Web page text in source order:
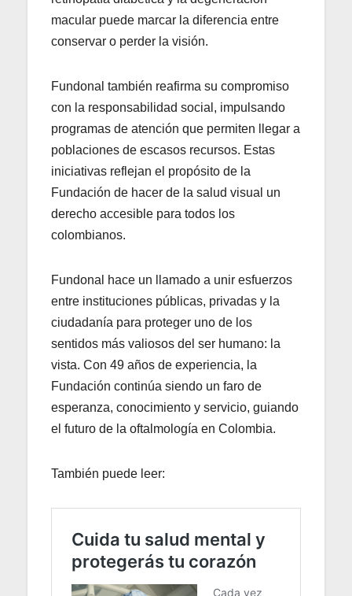
macular puede marcar la diferencia entre
conservar o perder la visión.
Fundonal también reafirma su compromiso
con la responsabilidad social, impulsando
programas de atención que permiten llegar a
poblaciones de escasos recursos. Estas
iniciativas reflejan el propósito de la
Fundación de hacer de la salud visual un
derecho accesible para todos los
colombianos.
Fundonal hace un llamado a unir esfuerzos
entre instituciones públicas, privadas y la
ciudadanía para proteger uno de los
sentidos más valiosos del ser humano: la
vista. Con 49 años de experiencia, la
Fundación continúa siendo un faro de
esperanza, conocimiento y servicio, guiando
el futuro de la oftalmología en Colombia.
También puede leer: